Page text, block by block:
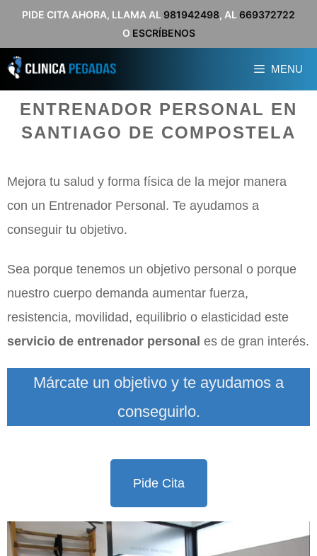
Saltar
contenido
PIDE CITA AHORA, LLAMA AL 981942498, AL 669372722
O ESCRÍBENOS
MENU
ENTRENADOR PERSONAL EN
SANTIAGO DE COMPOSTELA
Mejora tu salud y forma física de la mejor manera
con un Entrenador Personal. Te ayudamos a
conseguir tu objetivo.
Sea porque tenemos un objetivo personal o porque
nuestro cuerpo demanda aumentar fuerza,
resistencia, movilidad, equilibrio o elasticidad este
servicio de entrenador personal es de gran interés.
Márcate un objetivo y te ayudamos a
conseguirlo.
Pide Cita